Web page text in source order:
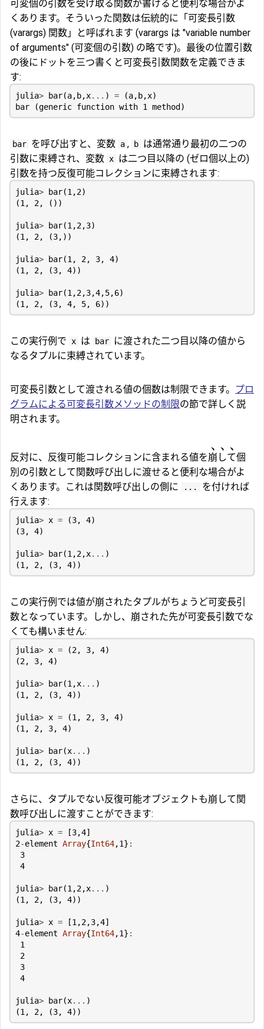
可変個の引数を受け取る関数が書けると便利な場合がよ
くあります。そういった関数は伝統的に「可変長引数
(varargs) 関数」と呼ばれます (varargs は "variable number
of arguments" (可変個の引数) の略です)。最後の位置引数
の後にドットを三つ書くと可変長引数関数を定義できま
す:
julia> bar(a,b,x... ) = (a,b,x)
bar
(generic function with 1 method)
bar を呼び出すと、変数 a , b は通常通り最初の二つの
引数に束縛され、変数 x は二つ目以降の (ゼロ個以上の)
引数を持つ反復可能コレクションに束縛されます:
julia> bar(1 ,2)
(1 , 2, ())
julia> bar(1 ,2,3)
(1 , 2, (3,))
julia> bar(1 , 2, 3, 4)
(1 , 2, (3, 4))
julia> bar(1 ,2,3,4,5,6)
(1 , 2, (3, 4, 5, 6))
この実行例で x は bar
に渡された二つ目以降の値から
なるタプルに束縛されています。
可変長引数として渡される値の個数は制限できます。
プロ
グラムによる可変長引数メソッドの制限の節で詳しく説
明されます。
反対に、反復可能コレクションに含まれる値を崩して個
別の引数として関数呼び出しに渡せると便利な場合がよ
くあります。これは関数呼び出しの側に
...
を付ければ
行えます:
julia> x = (3, 4)
(3, 4)
julia> bar(1 ,2,x... )
(1 , 2, (3, 4))
この実行例では値が崩されたタプルがちょうど可変長引
数となっています。しかし、崩された先が可変長引数でな
くても構いません:
julia> x = (2, 3, 4)
(2, 3, 4)
julia> bar(1 ,x... )
(1 , 2, (3, 4))
julia> x = (1 , 2, 3, 4)
(1 , 2, 3, 4)
julia> bar(x... )
(1 , 2, (3, 4))
さらに、タプルでない反復可能オブジェクトも崩して関
数呼び出しに渡すことができます:
julia> x = [3,4]
2-element Array{Int64,1} :
3
4
julia> bar(1 ,2,x... )
(1 , 2, (3, 4))
julia> x = [1 ,2,3,4]
4-element Array{Int64,1} :
1
2
3
4
julia> bar(x... )
(1 , 2, (3, 4))